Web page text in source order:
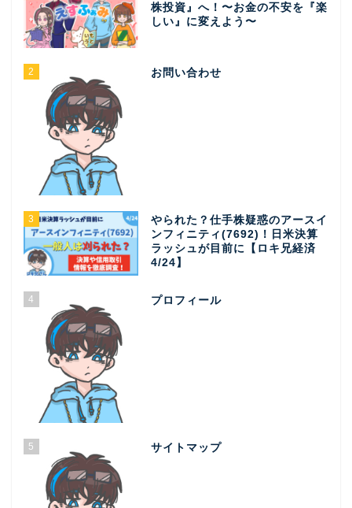
株投資』へ！〜お金の不安を『楽
しい』に変えよう〜
2 お問い合わせ
3
やられた？仕手株疑惑のアースイ
ンフィニティ(7692)！日米決算
ラッシュが目前に【ロキ兄経済
4/24】
4 プロフィール
5 サイトマップ